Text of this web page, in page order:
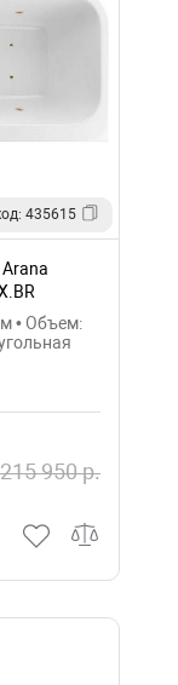
435615
• Объем:
215 950 р.